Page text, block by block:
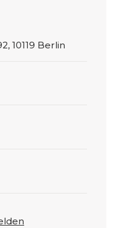
10119 Berlin